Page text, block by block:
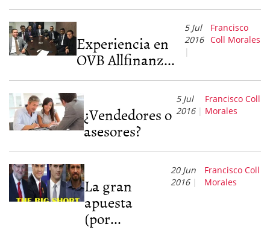
Experiencia en
OVB Allfinanz...
5 Jul
2016
Francisco
Coll Morales
¿Vendedores o
asesores?
5 Jul
2016
Francisco Coll
Morales
La gran
apuesta
(por...
20 Jun
2016
Francisco Coll
Morales